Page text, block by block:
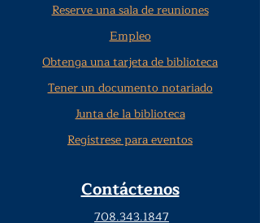
Reserve una sala de reuniones
Empleo
Obtenga una tarjeta de biblioteca
Tener un documento notariado
Junta de la biblioteca
Regístrese para eventos
Contáctenos
708.343.1847